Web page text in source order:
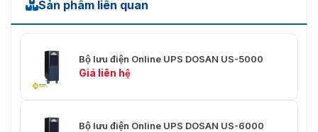
Kích thước D x W x
H (mm)
370 × 138 × 165 mm
Khối lượng tịnh
9
0-90 % RH @ 0-40°C (không
Sản phẩm liên quan
Bộ lưu điện Online UPS DOSAN US-5000
Giá liên hệ
Bộ lưu điện Online UPS DOSAN US-6000